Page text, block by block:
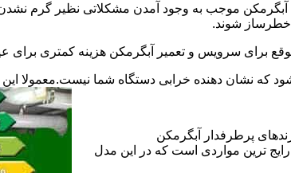
موجب به وجود آمدن مشکلاتی نظیر گرم
خطرساز شوند.
برای سرویس و تعمیر آبگرمکن هزینه کمتری برای
که نشان دهنده خرابی دستگاه شما نیست.معمولا
پرطرفدار آبگرمکن
ترین مواردی است که در این مدل